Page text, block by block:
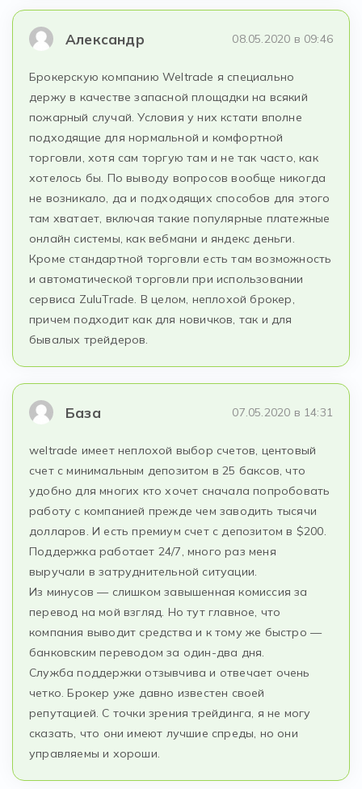
Александр 08.05.2020 в 09:46
Брокерскую компанию Weltrade я специально
держу в качестве запасной площадки на всякий
пожарный случай. Условия у них кстати вполне
подходящие для нормальной и комфортной
торговли, хотя сам торгую там и не так часто, как
хотелось бы. По выводу вопросов вообще никогда
не возникало, да и подходящих способов для этого
там хватает, включая такие популярные платежные
онлайн системы, как вебмани и яндекс деньги.
Кроме стандартной торговли есть там возможность
и автоматической торговли при использовании
сервиса ZuluTrade. В целом, неплохой брокер,
причем подходит как для новичков, так и для
бывалых трейдеров.
База 07.05.2020 в 14:31
weltrade имеет неплохой выбор счетов, центовый
счет с минимальным депозитом в 25 баксов, что
удобно для многих кто хочет сначала попробовать
работу с компанией прежде чем заводить тысячи
долларов. И есть премиум счет с депозитом в $200.
Поддержка работает 24/7, много раз меня
выручали в затруднительной ситуации.
Из минусов — слишком завышенная комиссия за
перевод на мой взгляд. Но тут главное, что
компания выводит средства и к тому же быстро —
банковским переводом за один-два дня.
Служба поддержки отзывчива и отвечает очень
четко. Брокер уже давно известен своей
репутацией. С точки зрения трейдинга, я не могу
сказать, что они имеют лучшие спреды, но они
управляемы и хороши.